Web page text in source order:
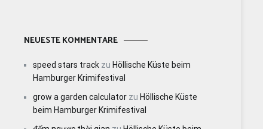
NEUESTE KOMMENTARE
speed stars track zu Höllische Küste beim
Hamburger Krimifestival
grow a garden calculator zu Höllische Küste
beim Hamburger Krimifestival